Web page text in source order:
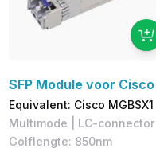
SFP Module voor Cisco
Equivalent: Cisco MGBSX1
Multimode | LC-connector |
Golflengte: 850nm